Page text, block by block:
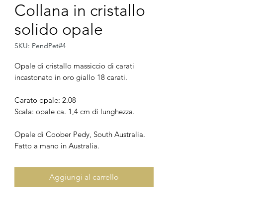
Collana in cristallo
solido opale
SKU: PendPet#4
Opale di cristallo massiccio di carati
incastonato in oro giallo 18 carati.
Carato opale: 2.08
Scala: opale ca. 1,4 cm di lunghezza.
Opale di Coober Pedy, South Australia.
Fatto a mano in Australia.
Aggiungi al carrello